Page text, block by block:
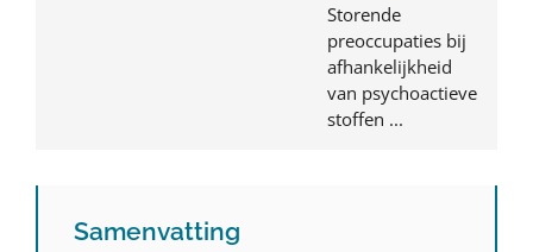
Storende
preoccupaties bij
afhankelijkheid
van psychoactieve
stoffen ...
Samenvatting